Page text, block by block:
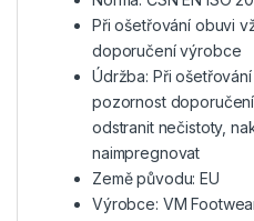
Při ošetřování obuvi
doporučení výrobce
Údržba: Při
pozornost
odstranit nečistoty,
naimpregnovat
Země původu: EU
Výrobce: VM